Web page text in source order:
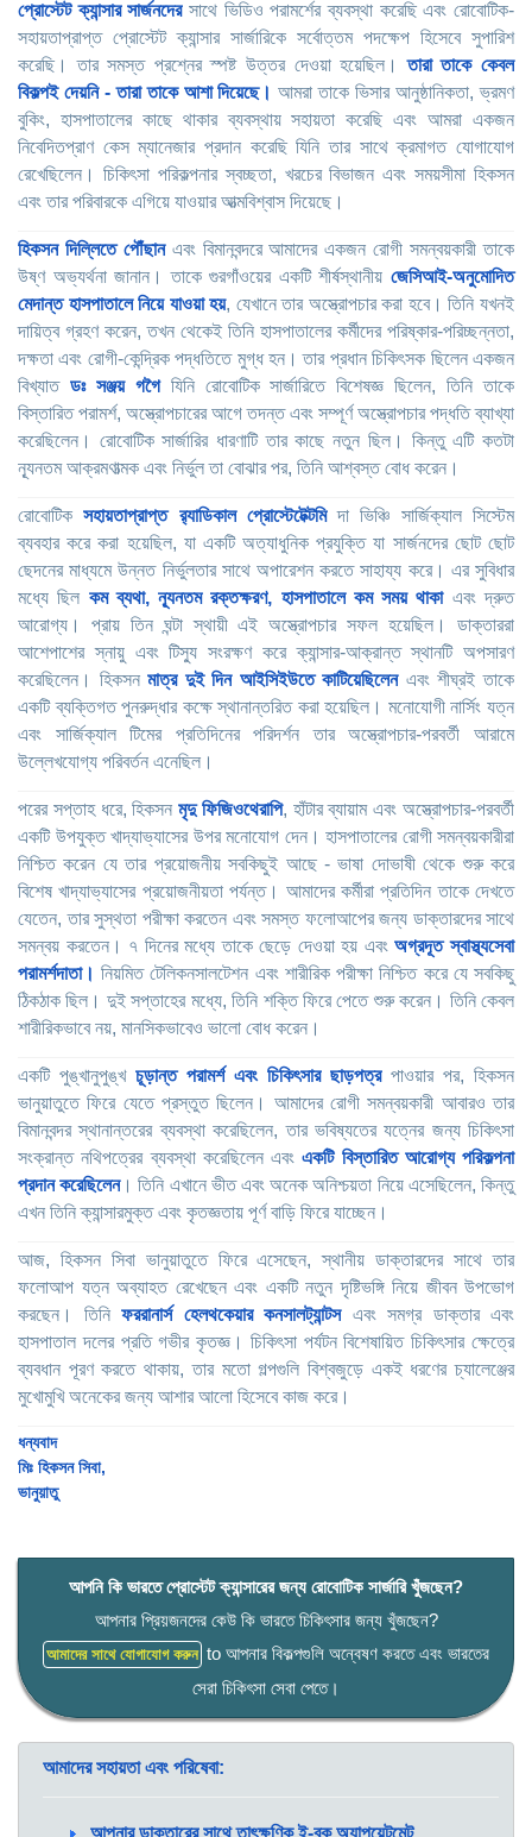
প্রোস্টেট ক্যান্সার সার্জনদেরসাথে ভিডিও পরামর্শের ব্যবস্থা করেছি এবং রোবোটিক-
সহায়তাপ্রাপ্ত প্রোস্টেট ক্যান্সার সার্জারিকে সর্বোত্তম পদক্ষেপ হিসেবে সুপারিশ
করেছি। তার সমস্ত প্রশ্নের স্পষ্ট উত্তর দেওয়া হয়েছিল।তারা তাকে কেবল
বিকল্পই দেয়নি - তারা তাকে আশা দিয়েছে। আমরা তাকে ভিসার আনুষ্ঠানিকতা, ভ্রমণ
বুকিং, হাসপাতালের কাছে থাকার ব্যবস্থায় সহায়তা করেছি এবং আমরা একজন
নিবেদিতপ্রাণ কেস ম্যানেজার প্রদান করেছি যিনি তার সাথে ক্রমাগত যোগাযোগ
রেখেছিলেন। চিকিৎসা পরিকল্পনার স্বচ্ছতা, খরচের বিভাজন এবং সময়সীমা হিকসন
এবং তার পরিবারকে এগিয়ে যাওয়ার আত্মবিশ্বাস দিয়েছে।
হিকসন দিল্লিতে পৌঁছানএবং বিমানবন্দরে আমাদের একজন রোগী সমন্বয়কারী তাকে
উষ্ণ অভ্যর্থনা জানান। তাকে গুরগাঁওয়ের একটি শীর্ষস্থানীয় জেসিআই-অনুমোদিত
মেদান্ত হাসপাতালে নিয়ে যাওয়া হয়, যেখানে তার অস্ত্রোপচার করা হবে। তিনি যখনই
দায়িত্ব গ্রহণ করেন, তখন থেকেই তিনি হাসপাতালের কর্মীদের পরিষ্কার-পরিচ্ছন্নতা,
দক্ষতা এবং রোগী-কেন্দ্রিক পদ্ধতিতে মুগ্ধ হন। তার প্রধান চিকিৎসক ছিলেন একজন
বিখ্যাত ডঃ সঞ্জয় গগৈযিনি রোবোটিক সার্জারিতে বিশেষজ্ঞ ছিলেন, তিনি তাকে
বিস্তারিত পরামর্শ, অস্ত্রোপচারের আগে তদন্ত এবং সম্পূর্ণ অস্ত্রোপচার পদ্ধতি ব্যাখ্যা
করেছিলেন। রোবোটিক সার্জারির ধারণাটি তার কাছে নতুন ছিল। কিন্তু এটি কতটা
ন্যূনতম আক্রমণাত্মক এবং নির্ভুল তা বোঝার পর, তিনি আশ্বস্ত বোধ করেন।
রোবোটিক সহায়তাপ্রাপ্ত র‍্যাডিকাল প্রোস্টেটেক্টমিদা ভিঞ্চি সার্জিক্যাল সিস্টেম
ব্যবহার করে করা হয়েছিল, যা একটি অত্যাধুনিক প্রযুক্তি যা সার্জনদের ছোট ছোট
ছেদনের মাধ্যমে উন্নত নির্ভুলতার সাথে অপারেশন করতে সাহায্য করে। এর সুবিধার
মধ্যে ছিল কম ব্যথা, ন্যূনতম রক্তক্ষরণ, হাসপাতালে কম সময় থাকাএবং দ্রুত
আরোগ্য। প্রায় তিন ঘন্টা স্থায়ী এই অস্ত্রোপচার সফল হয়েছিল। ডাক্তাররা
আশেপাশের স্নায়ু এবং টিস্যু সংরক্ষণ করে ক্যান্সার-আক্রান্ত স্থানটি অপসারণ
করেছিলেন। হিকসনমাত্র দুই দিন আইসিইউতে কাটিয়েছিলেনএবং শীঘ্রই তাকে
একটি ব্যক্তিগত পুনরুদ্ধার কক্ষে স্থানান্তরিত করা হয়েছিল। মনোযোগী নার্সিং যত্ন
এবং সার্জিক্যাল টিমের প্রতিদিনের পরিদর্শন তার অস্ত্রোপচার-পরবর্তী আরামে
উল্লেখযোগ্য পরিবর্তন এনেছিল।
পরের সপ্তাহ ধরে, হিকসনমৃদু ফিজিওথেরাপি, হাঁটার ব্যায়াম এবং অস্ত্রোপচার-পরবর্তী
একটি উপযুক্ত খাদ্যাভ্যাসের উপর মনোযোগ দেন। হাসপাতালের রোগী সমন্বয়কারীরা
নিশ্চিত করেন যে তার প্রয়োজনীয় সবকিছুই আছে - ভাষা দোভাষী থেকে শুরু করে
বিশেষ খাদ্যাভ্যাসের প্রয়োজনীয়তা পর্যন্ত। আমাদের কর্মীরা প্রতিদিন তাকে দেখতে
যেতেন, তার সুস্থতা পরীক্ষা করতেন এবং সমস্ত ফলোআপের জন্য ডাক্তারদের সাথে
সমন্বয় করতেন। ৭ দিনের মধ্যে তাকে ছেড়ে দেওয়া হয় এবংঅগ্রদূত স্বাস্থ্যসেবা
পরামর্শদাতা। নিয়মিত টেলিকনসালটেশন এবং শারীরিক পরীক্ষা নিশ্চিত করে যে সবকিছু
ঠিকঠাক ছিল। দুই সপ্তাহের মধ্যে, তিনি শক্তি ফিরে পেতে শুরু করেন। তিনি কেবল
শারীরিকভাবে নয়, মানসিকভাবেও ভালো বোধ করেন।
একটি পুঙ্খানুপুঙ্খ চূড়ান্ত পরামর্শ এবং চিকিৎসার ছাড়পত্রপাওয়ার পর, হিকসন
ভানুয়াতুতে ফিরে যেতে প্রস্তুত ছিলেন। আমাদের রোগী সমন্বয়কারী আবারও তার
বিমানবন্দর স্থানান্তরের ব্যবস্থা করেছিলেন, তার ভবিষ্যতের যত্নের জন্য চিকিৎসা
সংক্রান্ত নথিপত্রের ব্যবস্থা করেছিলেন এবংএকটি বিস্তারিত আরোগ্য পরিকল্পনা
প্রদান করেছিলেন। তিনি এখানে ভীত এবং অনেক অনিশ্চয়তা নিয়ে এসেছিলেন, কিন্তু
এখন তিনি ক্যান্সারমুক্ত এবং কৃতজ্ঞতায় পূর্ণ বাড়ি ফিরে যাচ্ছেন।
আজ, হিকসন সিবা ভানুয়াতুতে ফিরে এসেছেন, স্থানীয় ডাক্তারদের সাথে তার
ফলোআপ যত্ন অব্যাহত রেখেছেন এবং একটি নতুন দৃষ্টিভঙ্গি নিয়ে জীবন উপভোগ
করছেন। তিনি ফররানার্স হেলথকেয়ার কনসালট্যান্টসএবং সমগ্র ডাক্তার এবং
হাসপাতাল দলের প্রতি গভীর কৃতজ্ঞ। চিকিৎসা পর্যটন বিশেষায়িত চিকিৎসার ক্ষেত্রে
ব্যবধান পূরণ করতে থাকায়, তার মতো গল্পগুলি বিশ্বজুড়ে একই ধরণের চ্যালেঞ্জের
মুখোমুখি অনেকের জন্য আশার আলো হিসেবে কাজ করে।
ধন্যবাদ
মিঃ হিকসন সিবা,
ভানুয়াতু
আপনি কি ভারতে প্রোস্টেট ক্যান্সারের জন্য রোবোটিক সার্জারি খুঁজছেন?
আপনার প্রিয়জনদের কেউ কি ভারতে চিকিৎসার জন্য খুঁজছেন?
আমাদের সাথে যোগাযোগ করুন to আপনার বিকল্পগুলি অন্বেষণ করতে এবং ভারতের
সেরা চিকিৎসা সেবা পেতে।
আমাদের সহায়তা এবং পরিষেবা: